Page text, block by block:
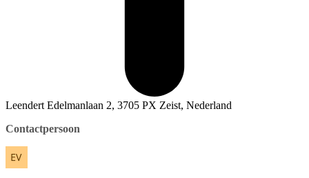
Leendert Edelmanlaan 2, 3705 PX Zeist, Nederland
Contactpersoon